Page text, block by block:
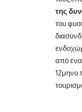
της
του
από
12μηνο